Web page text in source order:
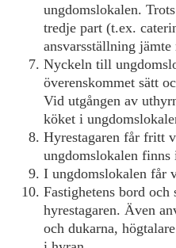
ungdomslokalen.
tredje part (t.ex.
ansvarsställning
Nyckeln till
överenskommet sätt
Vid utgången av
köket i
Hyrestagaren får fritt
ungdomslokalen
I ungdomslokalen får
Fastighetens bord och
hyrestagaren. Även
och dukarna,